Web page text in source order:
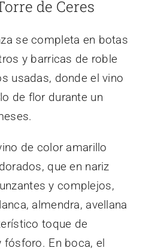
de Ceres
se completa en botas
y barricas de roble
usadas, donde el vino
de flor durante un
de color amarillo
que en nariz
y complejos,
almendra, avellana
toque de
fósforo. En boca, el